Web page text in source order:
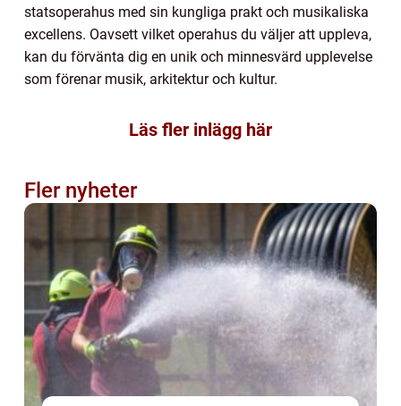
statsoperahus med sin kungliga prakt och musikaliska
excellens. Oavsett vilket operahus du väljer att uppleva,
kan du förvänta dig en unik och minnesvärd upplevelse
som förenar musik, arkitektur och kultur.
Läs fler inlägg här
Fler nyheter